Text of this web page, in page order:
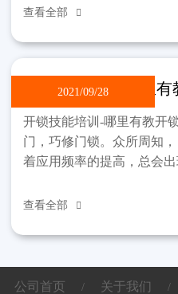
在同一
查看全部 
2021/09/28
开锁技能培训-哪里
开锁技能培训-哪里有教开
门，巧修门锁。众所周知
着应用频率的提高，总会
支。就门
查看全部 
公司首页 / 关于我们 /